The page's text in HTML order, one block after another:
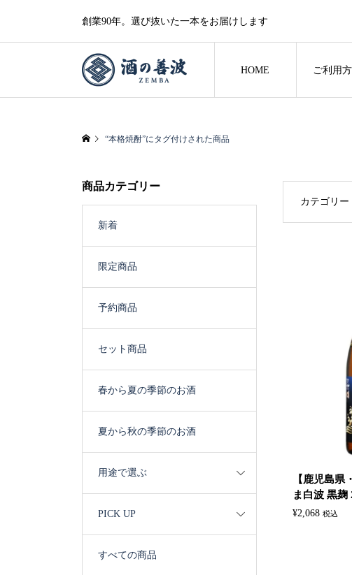
創業90年。選び抜いた一本をお届けします
HOME ご利用
“本格焼酎”にタグ付けされた商品
カテゴリー
【鹿児島県
ま白波 黒麹
¥2,068 税込
商品カテゴリー
新着
限定商品
予約商品
セット商品
春から夏の季節のお酒
夏から秋の季節のお酒
用途で選ぶ
PICK UP
すべての商品